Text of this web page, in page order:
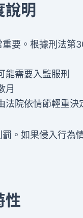
說明
要。根據刑法第
能需要入監服刑
月
法院依情節輕重決
。如果侵入行為
性